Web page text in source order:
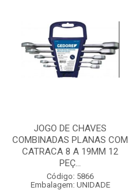
JOGO DE CHAVES
COMBINADAS PLANAS COM
CATRACA 8 A 19MM 12
PEÇ...
Código: 5866
Embalagem: UNIDADE